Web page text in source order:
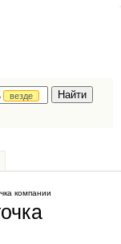
везде
компании